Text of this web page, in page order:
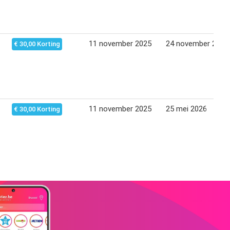
€ 30,00 Korting 11 november 2025 24 november 2025
€ 30,00 Korting 11 november 2025 25 mei 2026